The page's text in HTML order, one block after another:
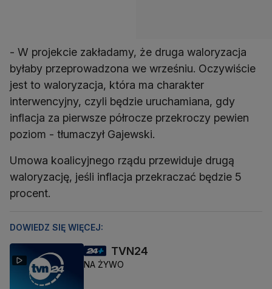
- W projekcie zakładamy, że druga waloryzacja
byłaby przeprowadzona we wrześniu. Oczywiście
jest to waloryzacja, która ma charakter
interwencyjny, czyli będzie uruchamiana, gdy
inflacja za pierwsze półrocze przekroczy pewien
poziom - tłumaczył Gajewski.
Umowa koalicyjnego rządu przewiduje drugą
waloryzację, jeśli inflacja przekraczać będzie 5
procent.
DOWIEDZ SIĘ WIĘCEJ:
TVN24
NA ŻYWO